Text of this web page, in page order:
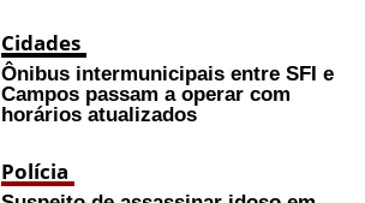
Cidades
Ônibus intermunicipais entre SFI e
Campos passam a operar com
horários atualizados
Polícia